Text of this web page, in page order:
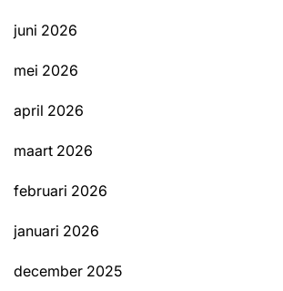
juni 2026
mei 2026
april 2026
maart 2026
februari 2026
januari 2026
december 2025